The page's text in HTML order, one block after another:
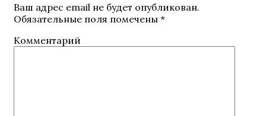
Ваш адрес email не будет опубликован.
Обязательные поля помечены *
Комментарий